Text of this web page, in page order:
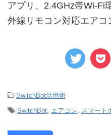
アプリ、2.4GHz帯Wi-Fi
外線リモコン対応エアコ
-SwitchBot活用術
-SwitchBot, エアコン, スマート